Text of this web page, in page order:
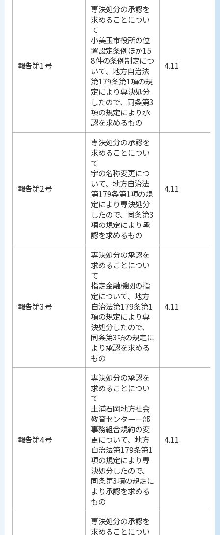
報告第1号
専決処分の承認を
求めることについ
て
小美玉市役所の位
置設定条例ほか15
8件の条例制定につ
いて、地方自治法
第179条第1項の規
定により専決処分
したので、同条第3
項の規定により承
認を求めるもの
4.11
報告第2号
専決処分の承認を
求めることについ
て
字の名称変更につ
いて、地方自治法
第179条第1項の規
定により専決処分
したので、同条第3
項の規定により承
認を求めるもの
4.11
報告第3号
専決処分の承認を
求めることについ
て
指定金融機関の指
定について、地方
自治法第179条第1
項の規定により専
決処分したので、
同条第3項の規定に
より承認を求める
もの
4.11
報告第4号
専決処分の承認を
求めることについ
て
土浦石岡地方社会
教育センター一部
事務組合規約の変
更について、地方
自治法第179条第1
項の規定により専
決処分したので、
同条第3項の規定に
より承認を求める
もの
4.11
専決処分の承認を
求めることについ